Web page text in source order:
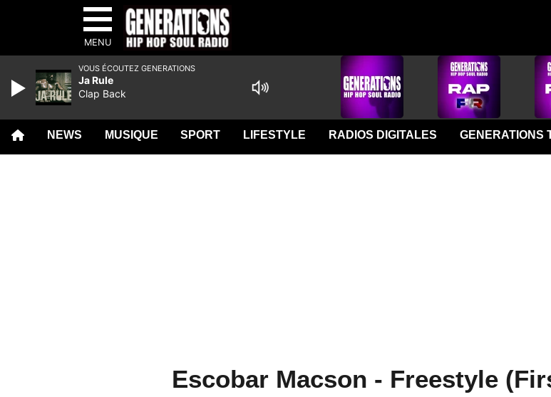
MENU
NEWS MUSIQUE SPORT LIFESTYLE RADIOS DIGITALES GENERATIONS
Escobar Macson - Freestyle
VOUS ÉCOUTEZ GENERATIONS
Ja Rule
Clap Back